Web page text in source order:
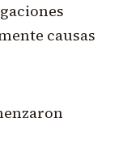
causas